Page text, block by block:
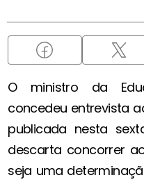
O ministro da
concedeu entrevista
publicada nesta
descarta concorrer
seja uma